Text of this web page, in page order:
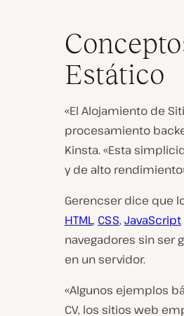
Estático
«El Alojamiento de
procesamiento
Kinsta. «Esta
y de alto
Gerencser dice que
HTML, CSS, JavaScript
navegadores sin ser
en un servidor.
«Algunos ejemplos
CV, los sitios web